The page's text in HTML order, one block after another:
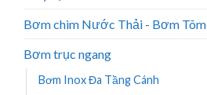
Bơm chìm Nước Thải - Bơm Tõm
Bơm trục ngang
Bơm Inox Đa Tầng Cánh